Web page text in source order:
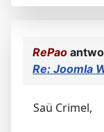
RePao
Re: Joomla
Saü Crimel,